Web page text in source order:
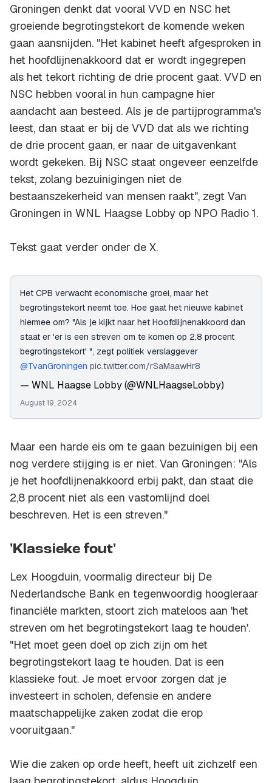
Groningen denkt dat vooral VVD en NSC het
groeiende begrotingstekort de komende weken
gaan aansnijden. "Het kabinet heeft afgesproken in
het hoofdlijnenakkoord dat er wordt ingegrepen
als het tekort richting de drie procent gaat. VVD en
NSC hebben vooral in hun campagne hier
aandacht aan besteed. Als je de partijprogramma's
leest, dan staat er bij de VVD dat als we richting
de drie procent gaan, er naar de uitgavenkant
wordt gekeken. Bij NSC staat ongeveer eenzelfde
tekst, zolang bezuinigingen niet de
bestaanszekerheid van mensen raakt", zegt Van
Groningen in WNL Haagse Lobby op NPO Radio 1.
Tekst gaat verder onder de X.
Het CPB verwacht economische groei, maar het
begrotingstekort neemt toe. Hoe gaat het nieuwe kabinet
hiermee om? "Als je kijkt naar het Hoofdlijnenakkoord dan
staat er 'er is een streven om te komen op 2,8 procent
begrotingstekort' ", zegt politiek verslaggever
@TvanGroningen pic.twitter.com/rSaMaawHr8
— WNL Haagse Lobby (@WNLHaagseLobby)
August 19, 2024
Maar een harde eis om te gaan bezuinigen bij een
nog verdere stijging is er niet. Van Groningen: "Als
je het hoofdlijnenakkoord erbij pakt, dan staat die
2,8 procent niet als een vastomlijnd doel
beschreven. Het is een streven."
'Klassieke fout'
Lex Hoogduin, voormalig directeur bij De
Nederlandsche Bank en tegenwoordig hoogleraar
financiële markten, stoort zich mateloos aan 'het
streven om het begrotingstekort laag te houden'.
"Het moet geen doel op zich zijn om het
begrotingstekort laag te houden. Dat is een
klassieke fout. Je moet ervoor zorgen dat je
investeert in scholen, defensie en andere
maatschappelijke zaken zodat die erop
vooruitgaan."
Wie die zaken op orde heeft, heeft uit zichzelf een